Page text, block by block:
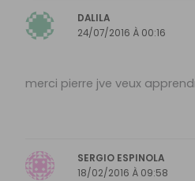
DALILA
24/07/2016 À 00:16
merci pierre jve veux
SERGIO ESPINOLA
18/02/2016 À 09:58